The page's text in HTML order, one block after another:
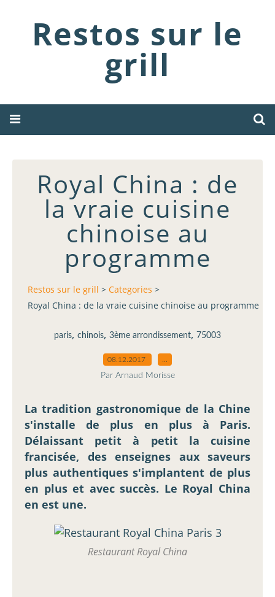
Restos sur le
grill
Royal China : de
la vraie cuisine
chinoise au
programme
Restos sur le grill > Categories >
Royal China : de la vraie cuisine chinoise au programme
paris, chinois, 3ème arrondissement, 75003
08.12.2017
Par Arnaud Morisse
La tradition gastronomique de la Chine
s'installe de plus en plus à Paris.
Délaissant petit à petit la cuisine
francisée, des enseignes aux saveurs
plus authentiques s'implantent de plus
en plus et avec succès. Le Royal China
en est une.
Restaurant Royal China